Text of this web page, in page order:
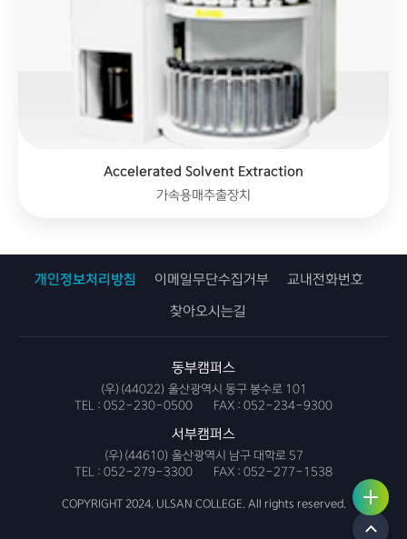
사용자
서비스
링크서
비스
Accelerated Solvent Extraction
가속용매추출장치
개인정보처리방침 이메일무단수집거부 교내전화번호
찾아오시는길
동부캠퍼스
(우)(44022) 울산광역시 동구 봉수로 101
TEL : 052-230-0500 FAX : 052-234-9300
서부캠퍼스
(우)(44610) 울산광역시 남구 대학로 57
TEL : 052-279-3300 FAX : 052-277-1538
COPYRIGHT 2024. ULSAN COLLEGE. All rights reserved.